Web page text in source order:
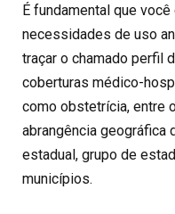
É fundamental que
necessidades de uso
traçar o chamado perfil
coberturas médico-
como obstetrícia, entre
abrangência geográfica
estadual, grupo de
municípios.